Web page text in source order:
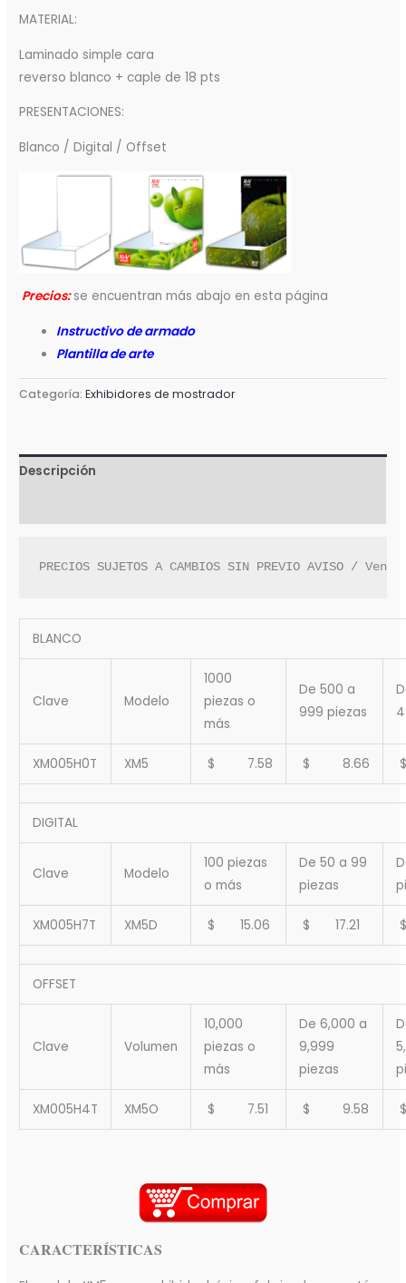
MATERIAL:
Laminado simple cara
reverso blanco + caple de 18 pts
PRESENTACIONES:
Blanco / Digital / Offset
Precios:se encuentran más abajo en esta página
Instructivo de armado
Plantilla de arte
Categoría:Exhibidores de mostrador
Descripción
PRECIOS SUJETOS A CAMBIOS SIN PREVIO AVISO /
BLANCO
Clave Modelo
1000
piezas o
más
De 500 a
999 piezas
XM005H0T XM5 $ 7.58 $ 8.66
DIGITAL
Clave Modelo
100 piezas
o más
De 50 a 99
piezas
XM005H7T XM5D $ 15.06 $ 17.21
OFFSET
Clave Volumen
10,000
piezas o
más
De 6,000 a
9,999
piezas
XM005H4T XM5O $ 7.51 $ 9.58
CARACTERÍSTICAS